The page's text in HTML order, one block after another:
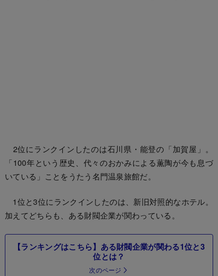
2位にランクインしたのは石川県・能登の「加賀屋」。
「100年という歴史、代々のおかみによる薫陶が今も息づ
いている」ことをうたう名門温泉旅館だ。
1位と3位にランクインしたのは、新旧対照的なホテル。
加えてどちらも、ある財閥企業が関わっている。
【ランキングはこちら】ある財閥企業が関わる1位と3
位とは？
次のページ